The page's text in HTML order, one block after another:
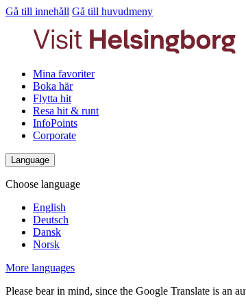
Gå till innehåll Gå till huvudmeny
Mina favoriter
Boka här
Flytta hit
Resa hit & runt
InfoPoints
Corporate
Language
Choose language
English
Deutsch
Dansk
Norsk
More languages
Please bear in mind, since the Google Translate is an